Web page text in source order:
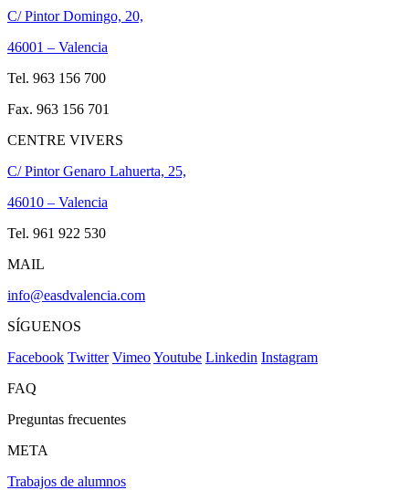
C/ Pintor Domingo, 20,
46001 – Valencia
Tel. 963 156 700
Fax. 963 156 701
CENTRE VIVERS
C/ Pintor Genaro Lahuerta, 25,
46010 – Valencia
Tel. 961 922 530
MAIL
info@easdvalencia.com
SÍGUENOS
Facebook Twitter VimeoYoutube Linkedin Instagram
FAQ
Preguntas frecuentes
META
Trabajos de alumnos